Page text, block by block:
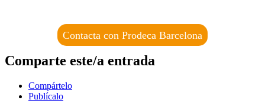
Contacta con Prodeca Barcelona
Comparte este/a entrada
Compártelo
Publícalo